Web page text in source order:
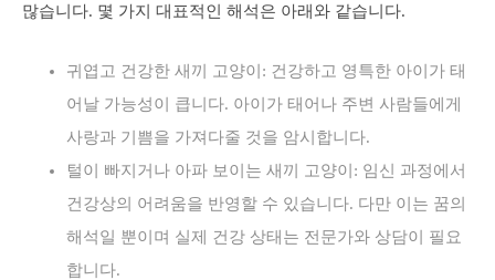
많습니다. 몇 가지 대표적인 해석은 아래와 같습니다.
귀엽고 건강한 새끼 고양이: 건강하고 영특한 아이가 태
어날 가능성이 큽니다. 아이가 태어나 주변 사람들에게
사랑과 기쁨을 가져다줄 것을 암시합니다.
털이 빠지거나 아파 보이는 새끼 고양이: 임신 과정에서
건강상의 어려움을 반영할 수 있습니다. 다만 이는 꿈의
해석일 뿐이며 실제 건강 상태는 전문가와 상담이 필요
합니다.